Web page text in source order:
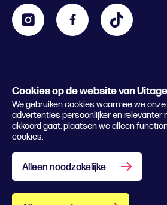
Cookies op de website van
We gebruiken cookies waarmee we
advertenties persoonlijker en relevanter
akkoord gaat, plaatsen we alleen
cookies.
Alleen noodzakelijke
Zakelijk
Lees het magazine
© 2026 Rotterdam Festivals